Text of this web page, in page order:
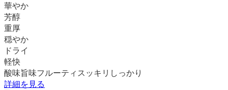
華やか
芳醇
重厚
穏やか
ドライ
軽快
酸味旨味フルーティ スッキリ しっかり
詳細を見る